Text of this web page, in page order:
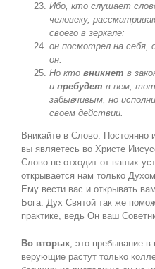
Ибо, кто слушает
человеку,
своего в зеркале:
он посмотрел на
он.
Но кто вникнет в
и пребудет в нем,
забывчивым, но
своем действии.
Вникайте в Слово. Постоянно
вы являетесь во Христе
Слово не отходит от ваших
открывается нам только
Ему вести вас и открывать
Бога. Дух Святой так же
практике, ведь Он ваш
Во вторых, это пребывание в
верующие растут только